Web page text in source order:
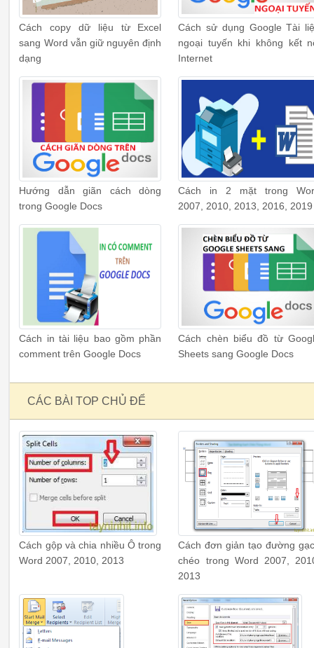
Cách copy dữ liệu từ Excel
sang Word vẫn giữ nguyên định
dạng
Cách sử dụng Google Tài
ngoại tuyến khi không kết
Internet
Hướng dẫn giãn cách dòng
trong Google Docs
Cách in 2 mặt trong
2007, 2010, 2013, 2016, 2019
Cách in tài liệu bao gồm phần
comment trên Google Docs
Cách chèn biểu đồ từ
Sheets sang Google Docs
CÁC BÀI TOP CHỦ ĐỂ
Cách gộp và chia nhiều Ô trong
Word 2007, 2010, 2013
Cách đơn giản tạo đường
chéo trong Word 2007,
2013